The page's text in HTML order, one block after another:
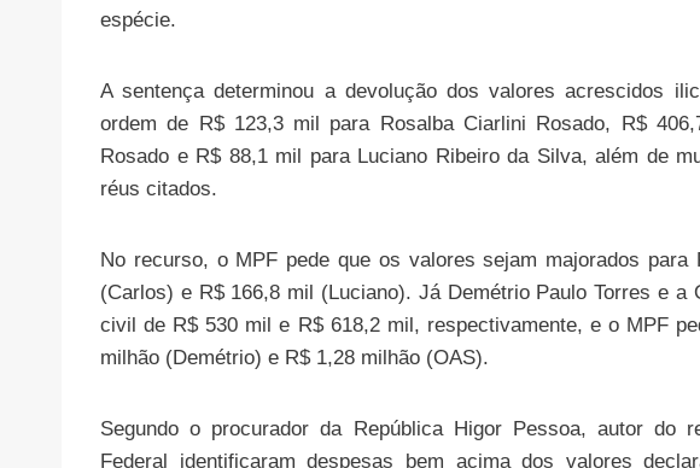
espécie.
A sentença determinou a devolução dos valores acrescidos
ordem de R$ 123,3 mil para Rosalba Ciarlini Rosado, R$
Rosado e R$ 88,1 mil para Luciano Ribeiro da Silva, além de
réus citados.
No recurso, o MPF pede que os valores sejam majorados
(Carlos) e R$ 166,8 mil (Luciano). Já Demétrio Paulo Torres e a
civil de R$ 530 mil e R$ 618,2 mil, respectivamente, e o MPF
milhão (Demétrio) e R$ 1,28 milhão (OAS).
Segundo o procurador da República Higor Pessoa, autor do
Federal identificaram despesas bem acima dos valores